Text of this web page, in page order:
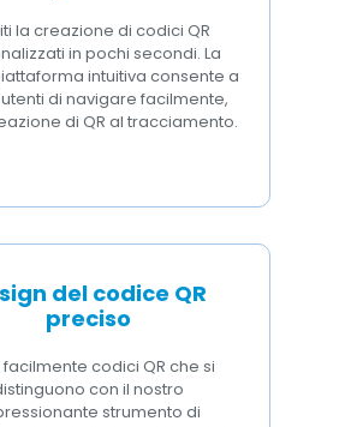
la creazione di codici QR
in pochi secondi. La
intuitiva consente a
di navigare facilmente,
di QR al tracciamento.
del codice QR
preciso
codici QR che si
con il nostro
strumento di